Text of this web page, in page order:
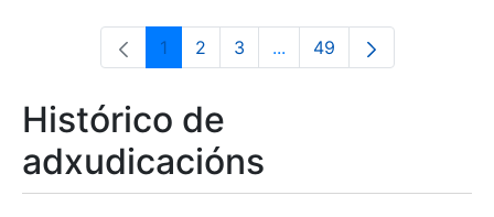
Páxina
1 Páxina
2 Páxina
3 ...Páxinas intermedias Use
Páxina
49
Histórico de
adxudicacións